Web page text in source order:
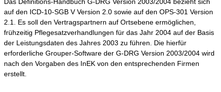
auf den ICD-10-SGB V Version 2.0 sowie auf den OPS-301 Version
2.1. Es soll den Vertragspartnern auf Ortsebene ermöglichen,
frühzeitig Pflegesatzverhandlungen für das Jahr 2004 auf der Basis
der Leistungsdaten des Jahres 2003 zu führen. Die hierfür
erforderliche Grouper-Software der G-DRG Version 2003/2004 wird
nach den Vorgaben des InEK von den entsprechenden Firmen
erstellt.